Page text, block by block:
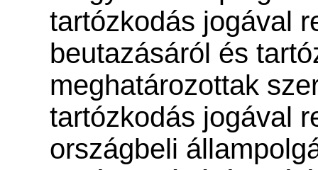
tartózkodás jogával
beutazásáról és
meghatározottak
tartózkodás jogával
országbeli